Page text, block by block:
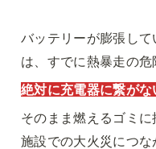
バッテリーが膨張し
は、すでに熱暴走の危
絶対に充電器に繋がな
そのまま燃えるゴミ
施設での大火災につな